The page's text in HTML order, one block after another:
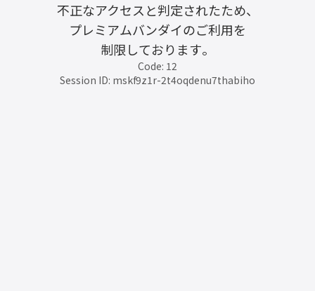
不正なアクセスと判定されたため、
プレミアムバンダイのご利用を
制限しております。
Code: 12
Session ID: mskf9z1r-2t4oqdenu7thabiho